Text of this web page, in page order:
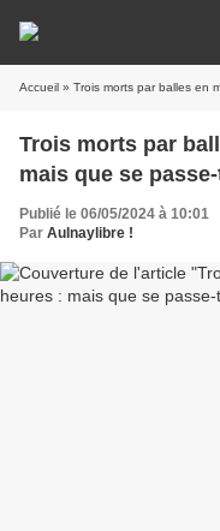
Accueil » Trois morts par balles en
Trois morts par
mais que se
Publié le 06/05/2024 à 10:01
Par Aulnaylibre !